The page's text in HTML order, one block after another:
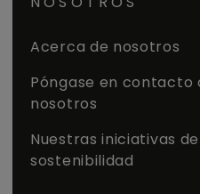
Acerca de nosotros
Póngase en contacto
nosotros
Nuestras iniciativas de
sostenibilidad